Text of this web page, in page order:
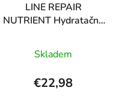
LINE REPAIR
NUTRIENT Hydratačná
hodnotenie
produktu
je
Skladem
€22,98